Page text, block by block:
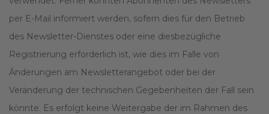
per E-Mail informiert werden, sofern dies für den Betrieb
des Newsletter-Dienstes oder eine diesbezügliche
Registrierung erforderlich ist, wie dies im Falle von
Änderungen am Newsletterangebot oder bei der
Veränderung der technischen Gegebenheiten der Fall sein
könnte. Es erfolgt keine Weitergabe der im Rahmen des